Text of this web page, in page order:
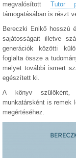
megvalósított Tutor
támogatásában is részt
Bereczki Enikő hosszú
sajátosságait illetve
generációk közötti
foglalta össze a
melyet további ismert
egészített ki.
A könyv szülőként,
munkatársként is remek
megértéséhez.